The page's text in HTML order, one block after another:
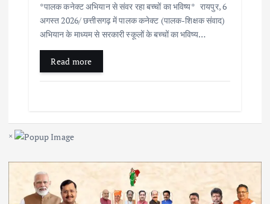
*पालक कनेक्ट अभियान से संवर रहा बच्चों का भविष्य* रायपुर, 6
अगस्त 2026/ छत्तीसगढ़ में पालक कनेक्ट (पालक-शिक्षक संवाद)
अभियान के माध्यम से सरकारी स्कूलों के बच्चों का भविष्य…
Read more
×